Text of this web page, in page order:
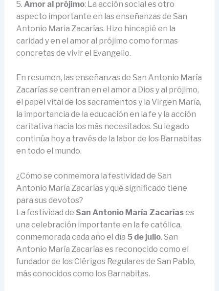
5. Amor al prójimo: La acción social es otro
aspecto importante en las enseñanzas de San
Antonio Maria Zacarías. Hizo hincapié en la
caridad y en el amor al prójimo como formas
concretas de vivir el Evangelio.
En resumen, las enseñanzas de San Antonio María
Zacarías se centran en el amor a Dios y al prójimo,
el papel vital de los sacramentos y la Virgen María,
la importancia de la educación en la fe y la acción
caritativa hacia los más necesitados. Su legado
continúa hoy a través de la labor de los Barnabitas
en todo el mundo.
¿Cómo se conmemora la festividad de San
Antonio María Zacarías y qué significado tiene
para sus devotos?
La festividad de San Antonio María Zacaríases
una celebración importante en la fe católica,
conmemorada cada año el día 5 de julio. San
Antonio María Zacarías es reconocido como el
fundador de los Clérigos Regulares de San Pablo,
más conocidos como los Barnabitas.